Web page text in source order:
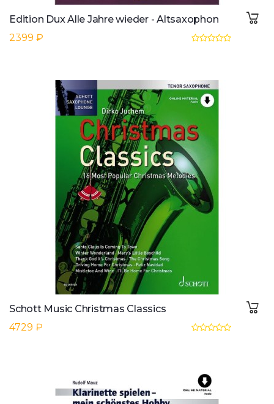
Edition Dux Alle Jahre wieder - Altsaxophon
2399 ₽
Schott Music Christmas Classics
4729 ₽